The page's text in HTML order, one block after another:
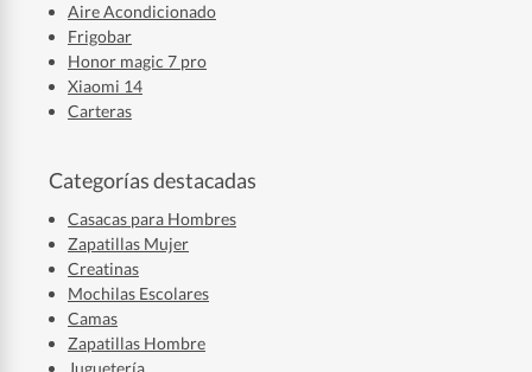
Aire Acondicionado
Frigobar
Honor magic 7 pro
Xiaomi 14
Carteras
Categorías destacadas
Casacas para Hombres
Zapatillas Mujer
Creatinas
Mochilas Escolares
Camas
Zapatillas Hombre